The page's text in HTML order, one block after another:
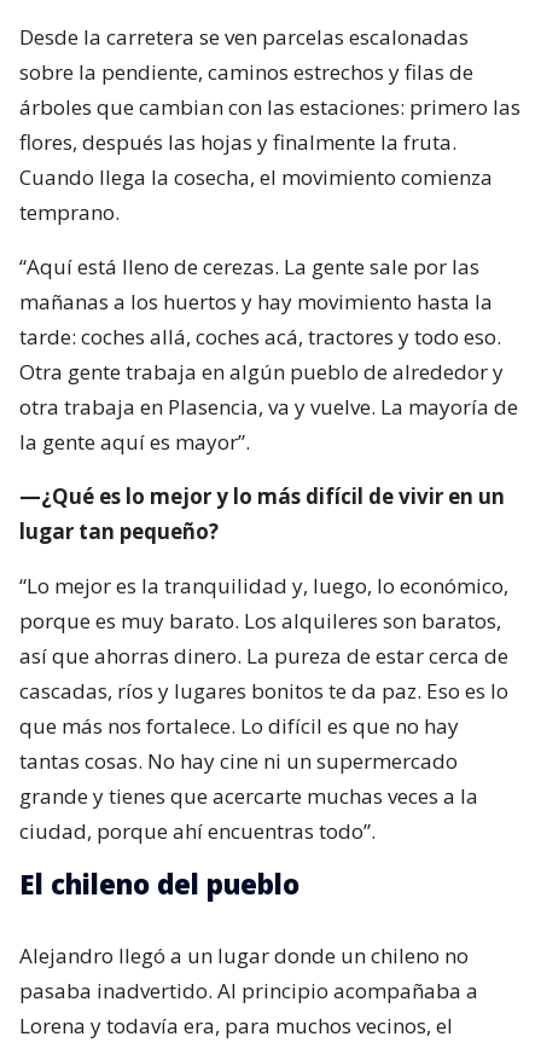
Desde la carretera se ven parcelas escalonadas
sobre la pendiente, caminos estrechos y filas de
árboles que cambian con las estaciones: primero las
flores, después las hojas y finalmente la fruta.
Cuando llega la cosecha, el movimiento comienza
temprano.
“Aquí está lleno de cerezas. La gente sale por las
mañanas a los huertos y hay movimiento hasta la
tarde: coches allá, coches acá, tractores y todo eso.
Otra gente trabaja en algún pueblo de alrededor y
otra trabaja en Plasencia, va y vuelve. La mayoría de
la gente aquí es mayor”.
—¿Qué es lo mejor y lo más difícil de vivir en un
lugar tan pequeño?
“Lo mejor es la tranquilidad y, luego, lo económico,
porque es muy barato. Los alquileres son baratos,
así que ahorras dinero. La pureza de estar cerca de
cascadas, ríos y lugares bonitos te da paz. Eso es lo
que más nos fortalece. Lo difícil es que no hay
tantas cosas. No hay cine ni un supermercado
grande y tienes que acercarte muchas veces a la
ciudad, porque ahí encuentras todo”.
El chileno del pueblo
Alejandro llegó a un lugar donde un chileno no
pasaba inadvertido. Al principio acompañaba a
Lorena y todavía era, para muchos vecinos, el